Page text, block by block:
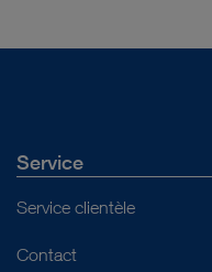
Service
Service clientèle
Contact